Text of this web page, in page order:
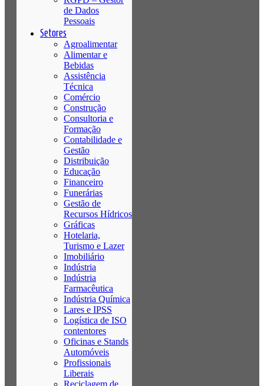
de Dados
Pessoais
Setores
Agroalimentar
Alimentar e
Bebidas
Assistência
Técnica
Comércio
Construção
Consultoria e
Formação
Contabilidade e
Gestão
Distribuição
Educação
Financeiro
Funerárias
Gestão de
Recursos Hídricos
Gráficas
Hotelaria,
Turismo e Lazer
Imobiliário
Indústria
Indústria
Farmacêutica
Indústria Química
Lares e IPSS
Logística de ISO
contentores
Oficinas e Stands
Automóveis
Profissionais
Liberais
Reciclagem de